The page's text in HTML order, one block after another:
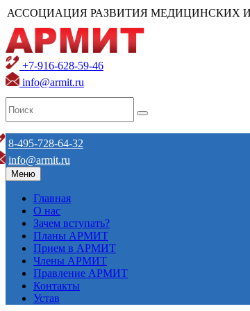
АССОЦИАЦИЯ РАЗВИТИЯ МЕДИЦИНСКИХ
+7-916-628-59-46
info@armit.ru
8-495-728-64-32
info@armit.ru
Меню
Главная
О нас
Зачем вступать?
Планы АРМИТ
Прием в АРМИТ
Члены АРМИТ
Правление АРМИТ
Контакты
Устав